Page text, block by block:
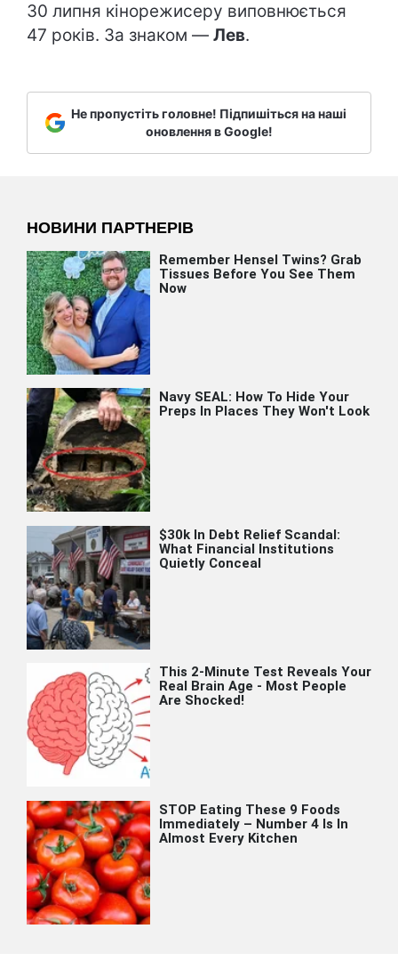
30 липня кінорежисеру виповнюється
47 років. За знаком — Лев.
Не пропустіть головне! Підпишіться на наші
оновлення в Google!